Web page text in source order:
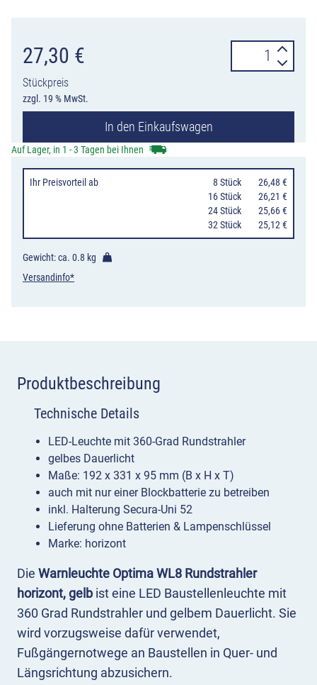
27,30 €
Stückpreis
zzgl. 19 % MwSt.
Warnleuchte
Optima
Rundstrahler
Menge
In den Einkaufswagen
Auf Lager, in 1 - 3 Tagen bei Ihnen
Ihr Preisvorteil ab 8 Stück
26,48 €
16 Stück
26,21 €
24 Stück
25,66 €
32 Stück
25,12 €
Gewicht: ca. 0.8 kg
Versandinfo*
Produktbeschreibung
Die Warnleuchte Optima WL8 Rundstrahler
horizont, gelb ist eine LED Baustellenleuchte mit
360 Grad Rundstrahler und gelbem Dauerlicht. Sie
wird vorzugsweise dafür verwendet,
Fußgängernotwege an Baustellen in Quer- und
Längsrichtung abzusichern.
Technische Details
LED-Leuchte mit 360-Grad Rundstrahler
gelbes Dauerlicht
Maße: 192 x 331 x 95 mm (B x H x T)
auch mit nur einer Blockbatterie zu betreiben
inkl. Halterung Secura-Uni 52
Lieferung ohne Batterien & Lampenschlüssel
Marke: horizont